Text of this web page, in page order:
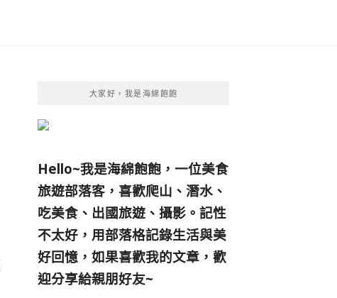
大家好，我是海綿飽飽
Hello~我是海綿飽飽，一位美食
旅遊部落客， 喜歡爬山、潛水、
吃美食、出國旅遊、攝影。 記性
不太好，用部落格記錄生活與美
好回憶， 如果喜歡我的文章，歡
迎分享給親朋好友~